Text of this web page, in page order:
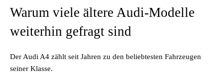
Warum viele ältere Audi-Modelle
weiterhin gefragt sind
Der Audi A4 zählt seit Jahren zu den beliebtesten Fahrzeugen
seiner Klasse.